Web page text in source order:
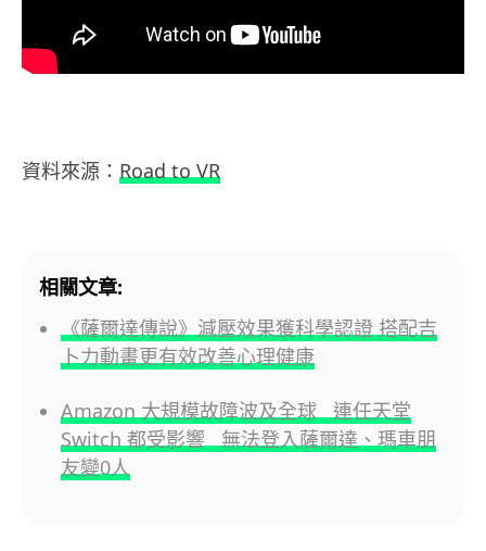
資料來源： Road to VR
相關文章:
《薩爾達傳說》減壓效果獲科學認證 搭配吉
卜力動畫更有效改善心理健康
Amazon 大規模故障波及全球 連任天堂
Switch 都受影響 無法登入薩爾達、瑪車朋
友變0人